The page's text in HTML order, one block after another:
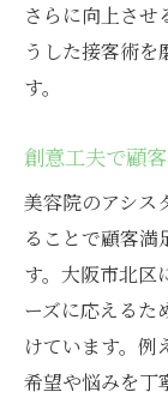
さらに向上させ
うした接客術を
す。
創意工夫で顧
美容院のアシス
ることで顧客満
す。大阪市北区
ーズに応えるた
けています。例
希望や悩みを丁